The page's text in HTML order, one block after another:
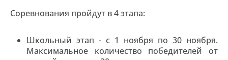
Соревнования пройдут в 4 этапа:
Школьный этап - с 1 ноября по 30 ноября.
Максимальное количество победителей от